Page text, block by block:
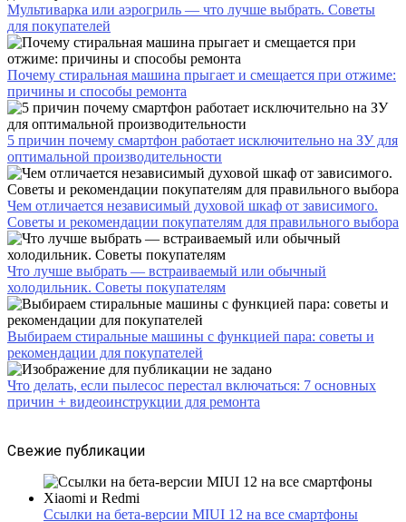
Мультиварка или аэрогриль — что лучше выбрать. Советы
для покупателей
Почему стиральная машина прыгает и смещается при отжиме:
причины и способы ремонта
5 причин почему смартфон работает исключительно на ЗУ для
оптимальной производительности
Чем отличается независимый духовой шкаф от зависимого.
Советы и рекомендации покупателям для правильного выбора
Что лучше выбрать — встраиваемый или обычный
холодильник. Советы покупателям
Выбираем стиральные машины с функцией пара: советы и
рекомендации для покупателей
Что делать, если пылесос перестал включаться: 7 основных
причин + видеоинструкции для ремонта
Свежие публикации
Ссылки на бета-версии MIUI 12 на все смартфоны